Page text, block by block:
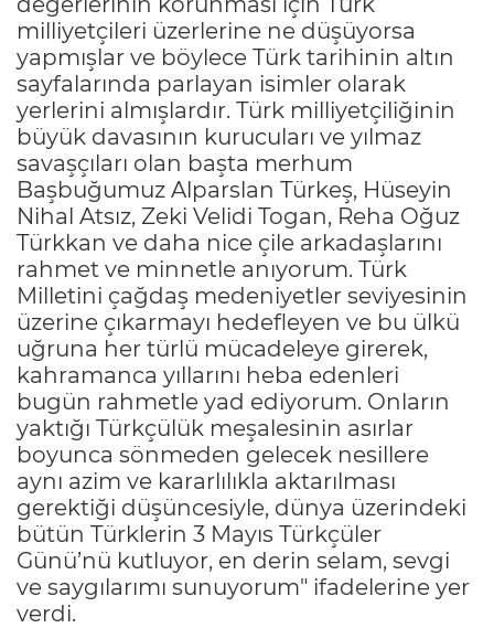
milliyetçileri üzerlerine ne düşüyorsa
yapmışlar ve böylece Türk tarihinin altın
sayfalarında parlayan isimler olarak
yerlerini almışlardır. Türk milliyetçiliğinin
büyük davasının kurucuları ve yılmaz
savaşçıları olan başta merhum
Başbuğumuz Alparslan Türkeş, Hüseyin
Nihal Atsız, Zeki Velidi Togan, Reha Oğuz
Türkkan ve daha nice çile arkadaşlarını
rahmet ve minnetle anıyorum. Türk
Milletini çağdaş medeniyetler seviyesinin
üzerine çıkarmayı hedefleyen ve bu ülkü
uğruna her türlü mücadeleye girerek,
kahramanca yıllarını heba edenleri
bugün rahmetle yad ediyorum. Onların
yaktığı Türkçülük meşalesinin asırlar
boyunca sönmeden gelecek nesillere
aynı azim ve kararlılıkla aktarılması
gerektiği düşüncesiyle, dünya üzerindeki
bütün Türklerin 3 Mayıs Türkçüler
Günü’nü kutluyor, en derin selam, sevgi
ve saygılarımı sunuyorum" ifadelerine yer
verdi.